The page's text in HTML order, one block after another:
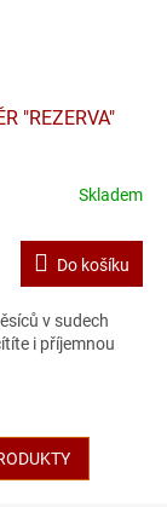
"REZERVA"
Skladem
Do košíku
v sudech
i příjemnou